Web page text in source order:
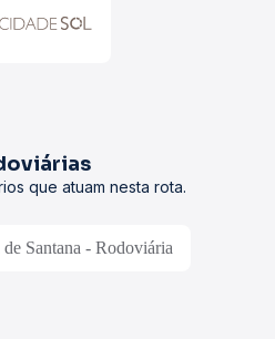
que atuam nesta rota.
de Santana - Rodoviária